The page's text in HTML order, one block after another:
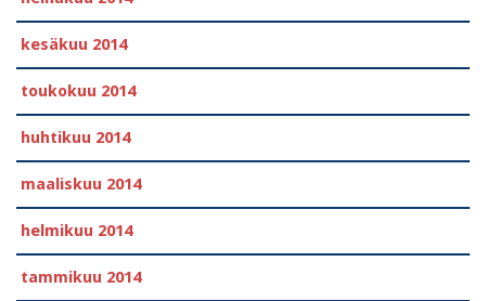
kesäkuu 2014
toukokuu 2014
huhtikuu 2014
maaliskuu 2014
helmikuu 2014
tammikuu 2014